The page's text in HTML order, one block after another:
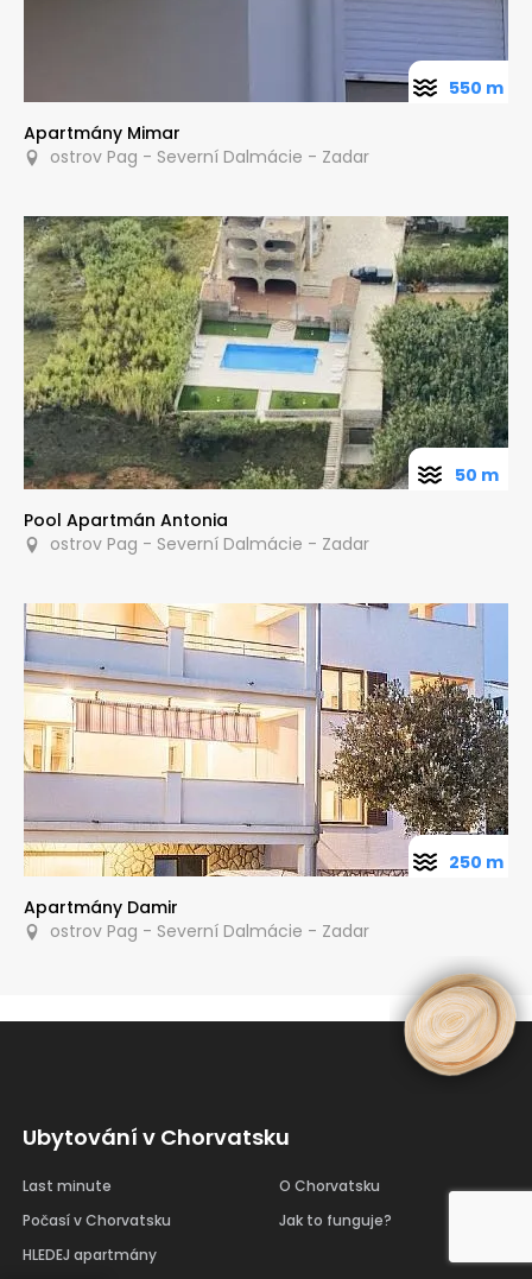
Apartmány Mimar
ostrov Pag - Severní Dalmácie - Zadar
550 m
Pool Apartmán Antonia
ostrov Pag - Severní Dalmácie - Zadar
50 m
Apartmány Damir
ostrov Pag - Severní Dalmácie - Zadar
250 m
Ubytování v Chorvatsku
Last minute
Počasí v Chorvatsku
HLEDEJ apartmány
O Chorvatsku
Jak to funguje?